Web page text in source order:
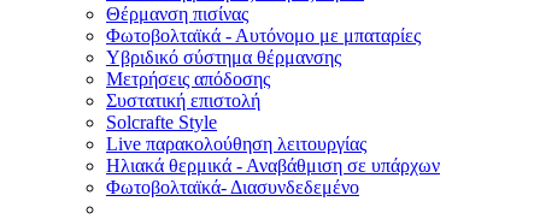
Θέρμανση πισίνας
Φωτοβολταϊκά - Αυτόνομο με μπαταρίες
Υβριδικό σύστημα θέρμανσης
Μετρήσεις απόδοσης
Συστατική επιστολή
Solcrafte Style
Live παρακολούθηση λειτουργίας
Ηλιακά θερμικά - Αναβάθμιση σε υπάρχων
Φωτοβολταϊκά- Διασυνδεδεμένο